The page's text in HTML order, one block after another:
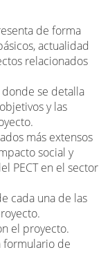
de forma
actualidad
relacionados
se detalla
y las
más extensos
social y
PECT en el sector
cada una de las
el proyecto.
formulario de